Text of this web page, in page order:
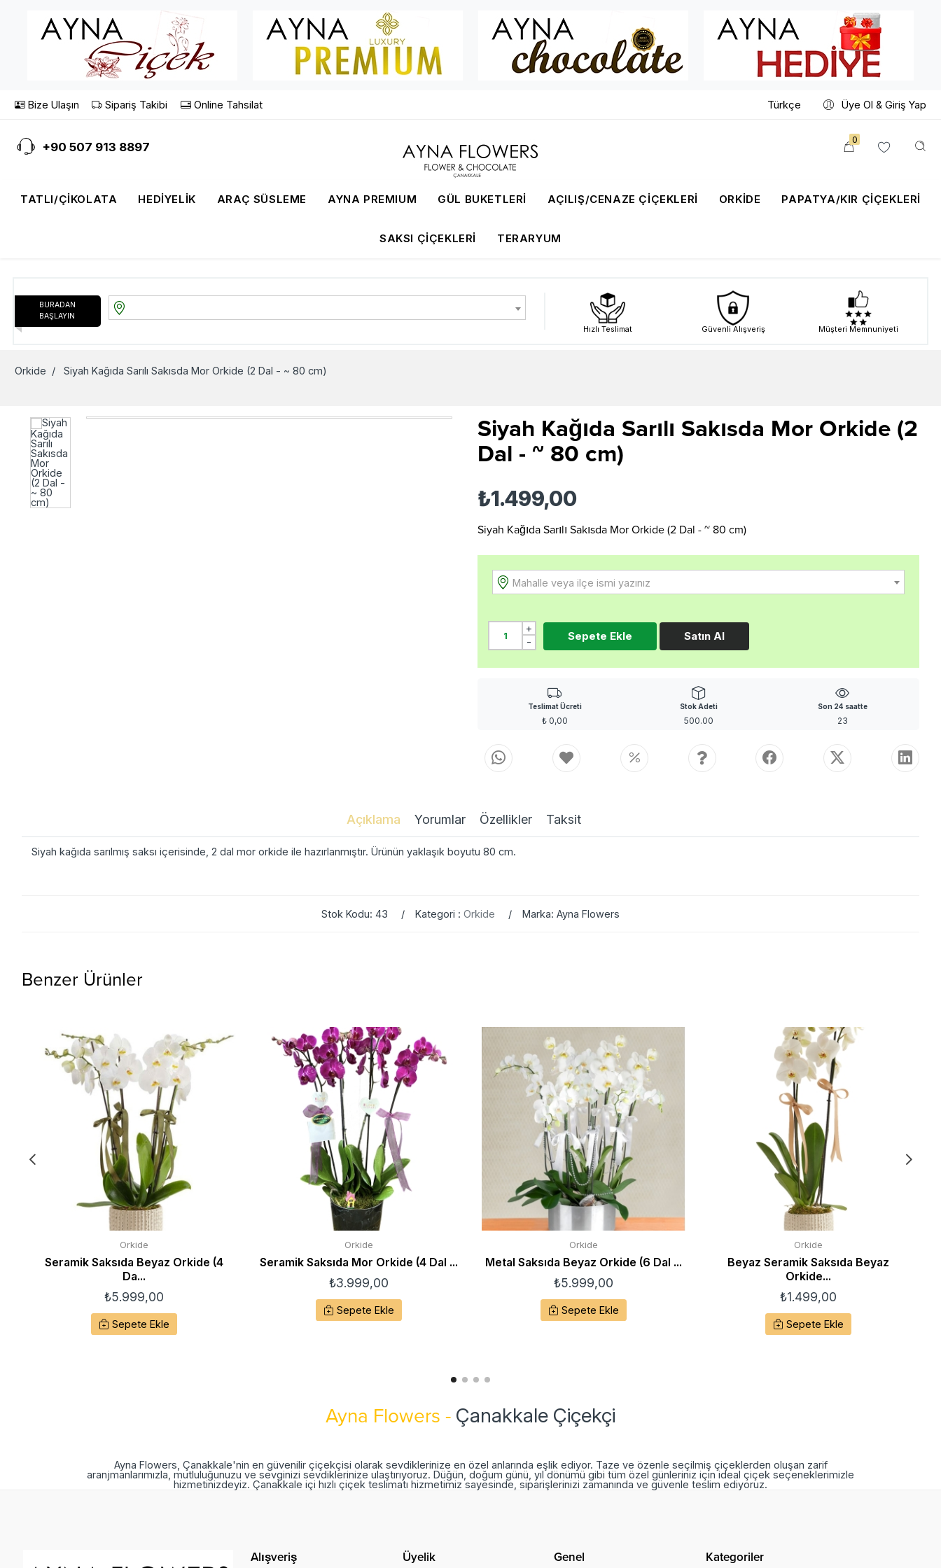
Bize Ulaşın Sipariş Takibi Online Tahsilat Türkçe Üye Ol & Giriş Yap
+90 507 913 8897
0
TATLI/ÇIKOLATA HEDIYELIK ARAÇ SÜSLEME AYNA PREMIUM GÜL BUKETLERI AÇILIŞ/CENAZE ÇİÇEKLERİ ORKIDE PAPATYA/KIR ÇIÇEKLERI
SAKSI ÇIÇEKLERI TERARYUM
BURADAN
BAŞLAYIN
Hızlı Teslimat Güvenli Alışveriş Müşteri Memnuniyeti
Orkide / Siyah Kağıda Sarılı Sakısda Mor Orkide (2 Dal - ~ 80 cm)
Siyah Kağıda Sarılı Sakısda Mor Orkide (2
Dal - ~ 80 cm)
₺1.499,00
Siyah Kağıda Sarılı Sakısda Mor Orkide (2 Dal - ~ 80 cm)
Mahalle veya ilçe ismi yazınız
+
-
Sepete Ekle Satın Al
Teslimat Ücreti
₺ 0,00
Stok Adeti
500.00
Son 24 saatte
23
Açıklama Yorumlar Özellikler Taksit
Siyah kağıda sarılmış saksı içerisinde, 2 dal mor orkide ile hazırlanmıştır. Ürünün yaklaşık boyutu 80 cm.
Stok Kodu: 43 Kategori : Orkide Marka: Ayna Flowers
Benzer Ürünler
Orkide
Seramik Saksıda Beyaz Orkide (4
Da...
₺5.999,00
Sepete Ekle
Orkide
Seramik Saksıda Mor Orkide (4 Dal ...
₺3.999,00
Sepete Ekle
Orkide
Metal Saksıda Beyaz Orkide (6 Dal ...
₺5.999,00
Sepete Ekle
Orkide
Beyaz Seramik Saksıda Beyaz
Orkide...
₺1.499,00
Sepete Ekle
Ayna Flowers - Çanakkale Çiçekçi
Ayna Flowers, Çanakkale'nin en güvenilir çiçekçisi olarak sevdiklerinize en özel anlarında eşlik ediyor. Taze ve özenle seçilmiş çiçeklerden oluşan zarif
aranjmanlarımızla, mutluluğunuzu ve sevginizi sevdiklerinize ulaştırıyoruz. Düğün, doğum günü, yıl dönümü gibi tüm özel günleriniz için ideal çiçek seçeneklerimizle
hizmetinizdeyiz. Çanakkale içi hızlı çiçek teslimatı hizmetimiz sayesinde, siparişlerinizi zamanında ve güvenle teslim ediyoruz.
Alışveriş Üyelik Genel Kategoriler